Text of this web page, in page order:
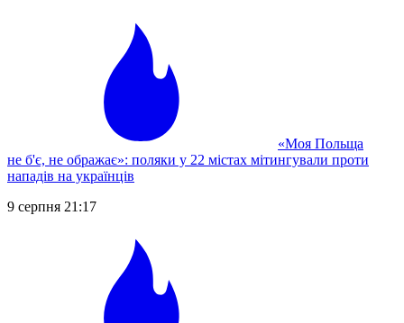
«Моя Польща
не б'є, не ображає»: поляки у 22 містах мітингували проти
нападів на українців
9 серпня 21:17